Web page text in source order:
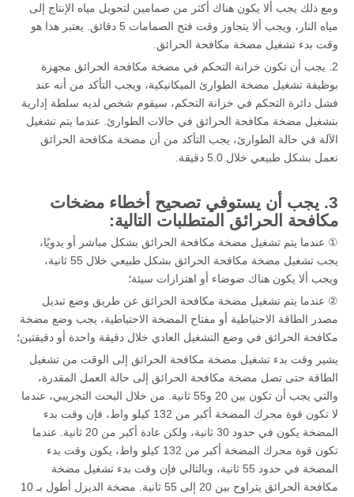
ومع ذلك يجب ألا يكون هناك أكثر من صمامين لتحويل مياه الإنتاج إلى
مياه النار، ويجب ألا يتجاوز وقت فتح الصمامات 5 دقائق. يعتبر هذا هو
وقت بدء تشغيل مضخة مكافحة الحرائق.
2. يجب أن تكون خزانة التحكم في مضخة مكافحة الحرائق مجهزة
بوظيفة تشغيل مضخة الطوارئ الميكانيكية، ويجب التأكد من أنه عند
فشل دائرة التحكم في خزانة التحكم، سيقوم شخص لديه سلطة إدارية
بتشغيل مضخة مكافحة الحرائق في حالات الطوارئ. عندما يتم تشغيل
الآلة في حالة الطوارئ، يجب التأكد من أن مضخة مكافحة الحرائق
تعمل بشكل طبيعي خلال 5.0 دقيقة.
3. يجب أن يستوفي تصحيح أخطاء مضخات
مكافحة الحرائق المتطلبات التالية:
① عندما يتم تشغيل مضخة مكافحة الحرائق بشكل مباشر أو يدويًا،
يجب تشغيل مضخة مكافحة الحرائق بشكل طبيعي خلال 55 ثانية،
ويجب ألا يكون هناك ضوضاء أو اهتزازات سيئة؛
② عندما يتم تشغيل مضخة مكافحة الحرائق عن طريق وضع تبديل
مصدر الطاقة الاحتياطية أو مفتاح المضخة الاحتياطية، يجب وضع مضخة
مكافحة الحرائق في وضع التشغيل العادي خلال دقيقة واحدة أو دقيقتين؛
يشير وقت بدء تشغيل مضخة مكافحة الحرائق إلى الوقت من تشغيل
الطاقة حتى تصل مضخة مكافحة الحرائق إلى حالة العمل المقدرة،
والتي يجب أن تكون بين 20 و55 ثانية. من خلال البحث التجريبي، عندما
لا تكون قوة محرك المضخة أكبر من 132 كيلو واط، فإن وقت بدء
المضخة يكون في حدود 30 ثانية، ولكن عادة أكبر من 20 ثانية. عندما
تكون قوة محرك المضخة أكبر من 132 كيلو واط، يكون وقت بدء
المضخة في حدود 55 ثانية، وبالتالي فإن وقت بدء تشغيل مضخة
مكافحة الحرائق يتراوح بين 20 إلى 55 ثانية. مضخة الديزل أطول بـ 10